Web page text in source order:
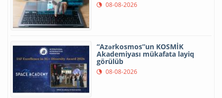
08-08-2026
“Azərkosmos”un KOSMİK
Akademiyası mükafata layiq
görülüb
08-08-2026